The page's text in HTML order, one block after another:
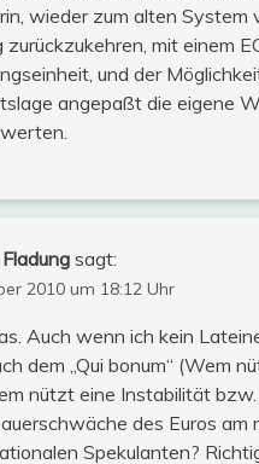
wieder zum alten System
zurückzukehren, mit einem
und der
angepaßt die eigene
sagt:
2010 um 18:12 Uhr
Auch wenn ich kein
dem „Qui bonum“ (Wem
nützt eine Instabilität
des Euros am
Spekulanten?